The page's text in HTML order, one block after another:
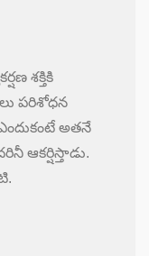
శక్తికి
పరిశోధన
ఎందుకంటే అతనే
ఆకర్షిస్తాడు.